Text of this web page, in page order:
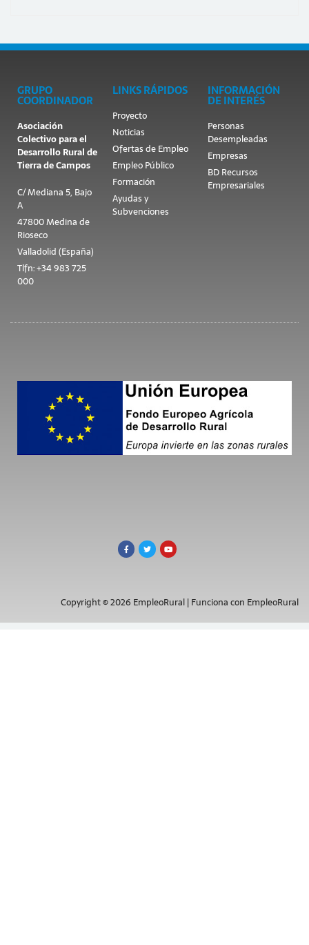
GRUPO
COORDINADOR
Asociación
Colectivo para el
Desarrollo Rural de
Tierra de Campos
C/ Mediana 5, Bajo
A
47800 Medina de
Rioseco
Valladolid (España)
Tlfn: +34 983 725
000
LINKS RÁPIDOS
Proyecto
Noticias
Ofertas de Empleo
Empleo Público
Formación
Ayudas y
Subvenciones
INFORMACIÓN
DE INTERÉS
Personas
Desempleadas
Empresas
BD Recursos
Empresariales
Copyright © 2026 EmpleoRural | Funciona con EmpleoRural